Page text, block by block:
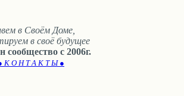
в Своём Доме,
в своё будущее
сообщество с 2006г.
К О Н Т А К Т Ы ●